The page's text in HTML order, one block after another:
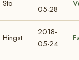
Sto
05-28
Hingst
2018-
05-24